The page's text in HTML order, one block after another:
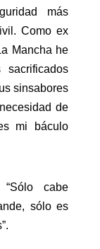
más
Como ex
Mancha he
sinsabores
de
mi báculo
cabe
sólo es